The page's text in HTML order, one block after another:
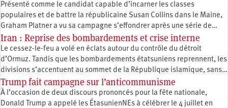
Présenté comme le candidat capable d’incarner les classes
populaires et de battre la républicaine Susan Collins dans le Maine,
Graham Platner a vu sa campagne s’effondrer après une série de…
Iran : Reprise des bombardements et crise interne
Le cessez-le-feu a volé en éclats autour du contrôle du détroit
d’Ormuz. Tandis que les bombardements étatsuniens reprennent, les
divisions s’accentuent au sommet de la République islamique, sans…
Trump fait campagne sur l’anticommunisme
À l’occasion de deux discours prononcés pour la fête nationale,
Donald Trump a appelé les ÉtasunienNEs à célébrer le 4 juillet en